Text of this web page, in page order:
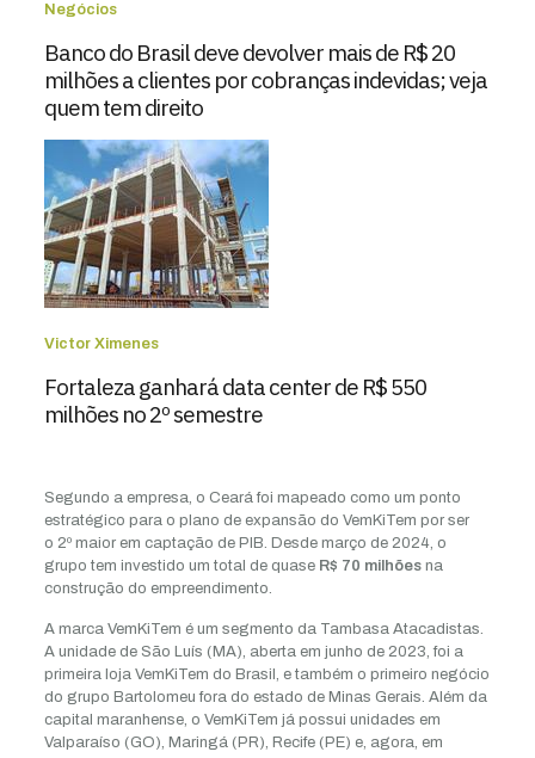
Negócios
Banco do Brasil deve devolver mais de R$ 20
milhões a clientes por cobranças indevidas; veja
quem tem direito
Victor Ximenes
Fortaleza ganhará data center de R$ 550
milhões no 2º semestre
Segundo a empresa, o Ceará foi mapeado como um ponto
estratégico para o plano de expansão do VemKiTem por ser
o 2º maior em captação de PIB. Desde março de 2024, o
grupo tem investido um total de quase R$ 70 milhões na
construção do empreendimento.
A marca VemKiTem é um segmento da Tambasa Atacadistas.
A unidade de São Luís (MA), aberta em junho de 2023, foi a
primeira loja VemKiTem do Brasil, e também o primeiro negócio
do grupo Bartolomeu fora do estado de Minas Gerais. Além da
capital maranhense, o VemKiTem já possui unidades em
Valparaíso (GO), Maringá (PR), Recife (PE) e, agora, em